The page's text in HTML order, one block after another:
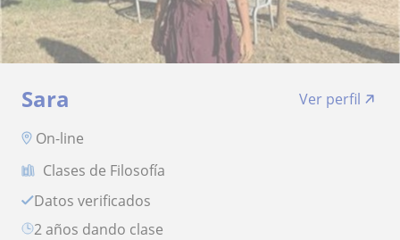
Sara
Ver perfil
On-line
Clases de Filosofía
Datos verificados
2 años dando clase